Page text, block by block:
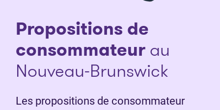
Propositions de
consommateurau
Nouveau-Brunswick
Les propositions de consommateur